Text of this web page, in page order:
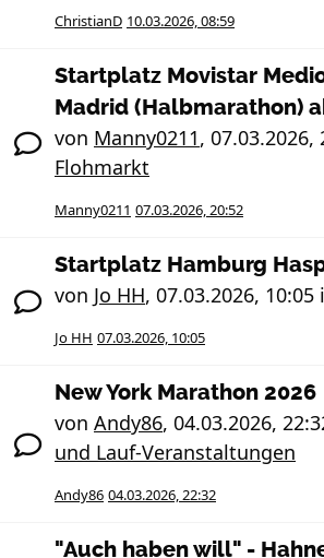
ChristianD 10.03.2026, 08:59
Startplatz Movistar
Madrid (Halbmarathon)
von Manny0211, 07.03.2026,
Flohmarkt
Manny0211 07.03.2026, 20:52
Startplatz Hamburg
von Jo HH, 07.03.2026, 10:05
Jo HH 07.03.2026, 10:05
New York Marathon 2026
von Andy86, 04.03.2026,
und Lauf-Veranstaltungen
Andy86 04.03.2026, 22:32
"Auch haben will" -